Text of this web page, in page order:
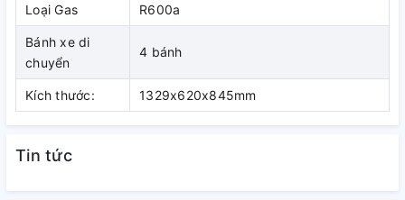
Loại Gas R600a
Bánh xe di
chuyển
4 bánh
Kích thước: 1329x620x845mm
Tin tức